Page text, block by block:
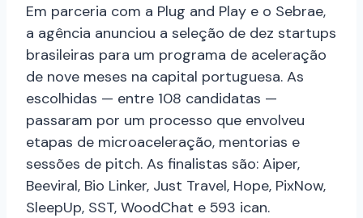
Em parceria com a Plug and Play e o Sebrae,
a agência anunciou a seleção de dez startups
brasileiras para um programa de aceleração
de nove meses na capital portuguesa. As
escolhidas — entre 108 candidatas —
passaram por um processo que envolveu
etapas de microaceleração, mentorias e
sessões de pitch. As finalistas são: Aiper,
Beeviral, Bio Linker, Just Travel, Hope, PixNow,
SleepUp, SST, WoodChat e 593 ican.